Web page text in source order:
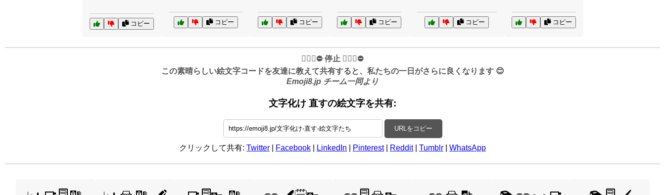
コピー コピー コピー コピー コピー コピー
✋🏻🛑⛔️ 停止 ✋🏻🛑⛔️
この素晴らしい絵文字コードを友達に教えて共有すると、私たちの一日がさらに良くなります 😊
Emoji8.jp チーム一同より
文字化け 直すの絵文字を共有:
URLをコピー
クリックして共有: Twitter Facebook LinkedIn Pinterest| Reddit| Tumblr WhatsApp